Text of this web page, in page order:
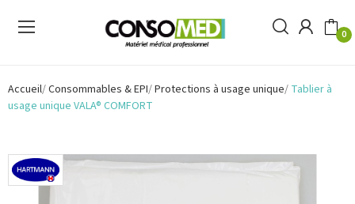
0
Accueil Consommables & EPI Protections à usage unique Tablier à
usage unique VALA® COMFORT